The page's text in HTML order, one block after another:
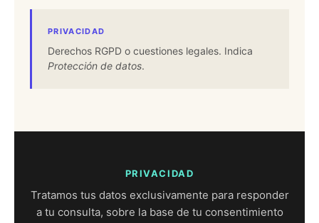
PRIVACIDAD
Derechos RGPD o cuestiones legales. Indica
Protección de datos.
PRIVACIDAD
Tratamos tus datos exclusivamente para responder
a tu consulta, sobre la base de tu consentimiento